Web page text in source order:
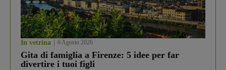
In vetrina 6 Agosto 2026
Gita di famiglia a Firenze: 5 idee per far
divertire i tuoi figli